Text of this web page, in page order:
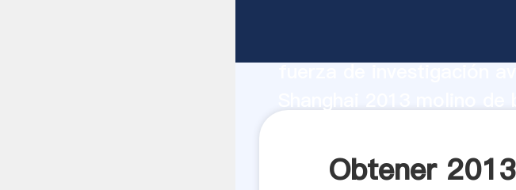
los clientes.
Obtener